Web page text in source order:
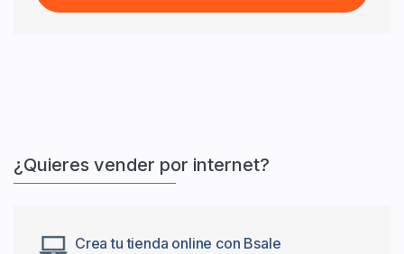
¿Quieres vender por internet?
Crea tu tienda online con Bsale